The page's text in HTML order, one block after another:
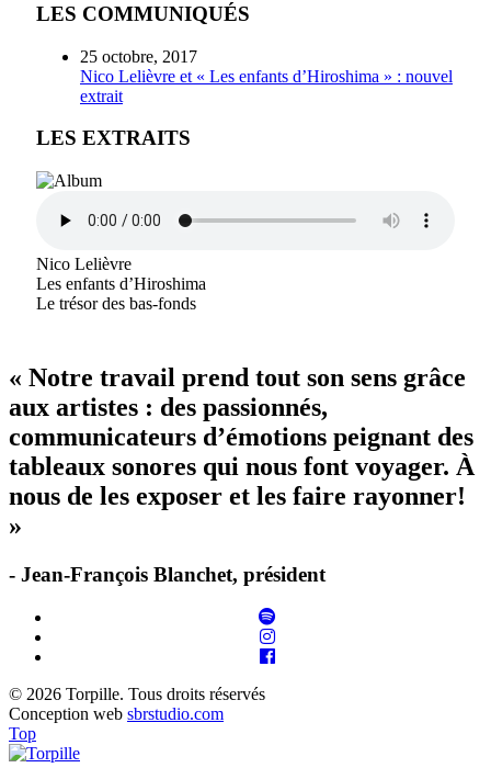
LES COMMUNIQUÉS
25 octobre, 2017
Nico Lelièvre et « Les enfants d’Hiroshima » : nouvel
extrait
LES EXTRAITS
Nico Lelièvre
Les enfants d’Hiroshima
Le trésor des bas-fonds
« Notre travail prend tout son sens grâce
aux artistes : des passionnés,
communicateurs d’émotions peignant des
tableaux sonores qui nous font voyager. À
nous de les exposer et les faire rayonner!
»
- Jean-François Blanchet, président
© 2026 Torpille. Tous droits réservés
Conception web sbrstudio.com
Top